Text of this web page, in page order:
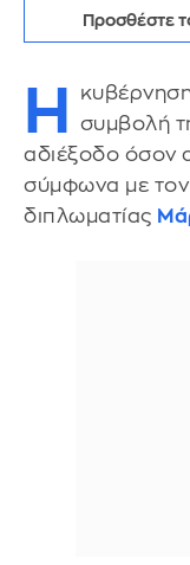
Προσθέστε
Η
συμβολή
αδιέξοδο όσον
σύμφωνα με τον
διπλωματίας